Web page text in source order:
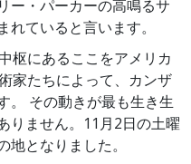
ー・パーカーの高鳴るサ
ていると言います。
枢にあるここをアメリカ
家たちによって、カンザ
。 その動きが最も生き生
りません。11月2日の土曜
となりました。